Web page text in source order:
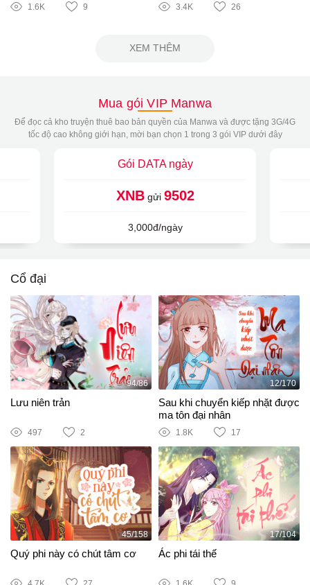
1.6K 9 3.4K 26
XEM THÊM
Mua gói VIP Manwa
Để đọc cả kho truyện thuê bao bản quyền của Manwa và được tặng 3G/4G
tốc độ cao không giới hạn, mời bạn chọn 1 trong 3 gói VIP dưới đây
Gói DATA ngày
XNBgửi 9502
3,000đ/ngày
Cổ đại
94/86
Lưu niên trản
497 2
12/170
Sau khi chuyển kiếp nhặt được
ma tôn đại nhân
1.8K 17
45/158
Quý phi này có chút tâm cơ
17/104
Ác phi tái thế